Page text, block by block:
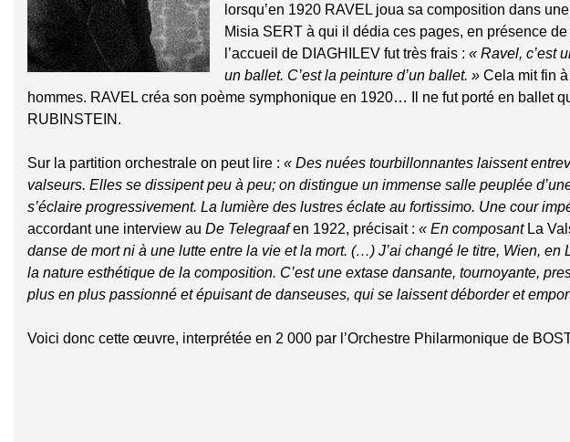
lorsqu’en 1920 RAVEL joua sa composition dans
Misia SERT à qui il dédia ces pages, en présence
l’accueil de DIAGHILEV fut très frais : « Ravel, c’est
un ballet. C’est la peinture d’un ballet. » Cela mit fin
hommes. RAVEL créa son poème symphonique en 1920… Il ne fut porté en ballet
RUBINSTEIN.
Sur la partition orchestrale on peut lire : « Des nuées tourbillonnantes laissent
valseurs. Elles se dissipent peu à peu; on distingue un immense salle peuplée
s’éclaire progressivement. La lumière des lustres éclate au fortissimo. Une cour
accordant une interview au De Telegraafen 1922, précisait : « En composant La
danse de mort ni à une lutte entre la vie et la mort. (…) J’ai changé le titre, Wien, en
la nature esthétique de la composition. C’est une extase dansante, tournoyante,
plus en plus passionné et épuisant de danseuses, qui se laissent déborder et
Voici donc cette œuvre, interprétée en 2 000 par l’Orchestre Philarmonique de